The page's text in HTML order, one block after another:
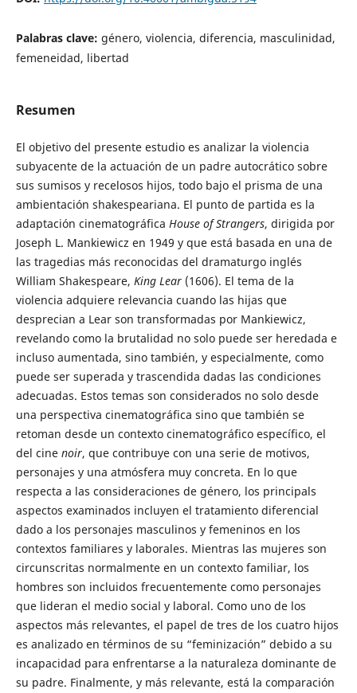
Palabras clave: género, violencia, diferencia, masculinidad,
femeneidad, libertad
Resumen
El objetivo del presente estudio es analizar la violencia
subyacente de la actuación de un padre autocrático sobre
sus sumisos y recelosos hijos, todo bajo el prisma de una
ambientación shakespeariana. El punto de partida es la
adaptación cinematográfica House of Strangers, dirigida por
Joseph L. Mankiewicz en 1949 y que está basada en una de
las tragedias más reconocidas del dramaturgo inglés
William Shakespeare, King Lear (1606). El tema de la
violencia adquiere relevancia cuando las hijas que
desprecian a Lear son transformadas por Mankiewicz,
revelando como la brutalidad no solo puede ser heredada e
incluso aumentada, sino también, y especialmente, como
puede ser superada y trascendida dadas las condiciones
adecuadas. Estos temas son considerados no solo desde
una perspectiva cinematográfica sino que también se
retoman desde un contexto cinematográfico específico, el
del cine noir, que contribuye con una serie de motivos,
personajes y una atmósfera muy concreta. En lo que
respecta a las consideraciones de género, los principals
aspectos examinados incluyen el tratamiento diferencial
dado a los personajes masculinos y femeninos en los
contextos familiares y laborales. Mientras las mujeres son
circunscritas normalmente en un contexto familiar, los
hombres son incluidos frecuentemente como personajes
que lideran el medio social y laboral. Como uno de los
aspectos más relevantes, el papel de tres de los cuatro hijos
es analizado en términos de su “feminización” debido a su
incapacidad para enfrentarse a la naturaleza dominante de
su padre. Finalmente, y más relevante, está la comparación